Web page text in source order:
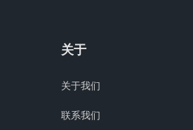
关于
关于我们
联系我们